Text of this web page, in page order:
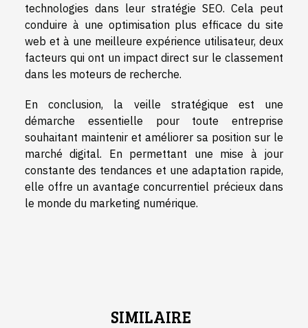
technologies dans leur stratégie SEO. Cela peut
conduire à une optimisation plus efficace du site
web et à une meilleure expérience utilisateur, deux
facteurs qui ont un impact direct sur le classement
dans les moteurs de recherche.
En conclusion, la veille stratégique est une
démarche essentielle pour toute entreprise
souhaitant maintenir et améliorer sa position sur le
marché digital. En permettant une mise à jour
constante des tendances et une adaptation rapide,
elle offre un avantage concurrentiel précieux dans
le monde du marketing numérique.
SIMILAIRE